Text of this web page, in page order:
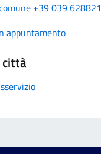
+39 039 628821
appuntamento
città